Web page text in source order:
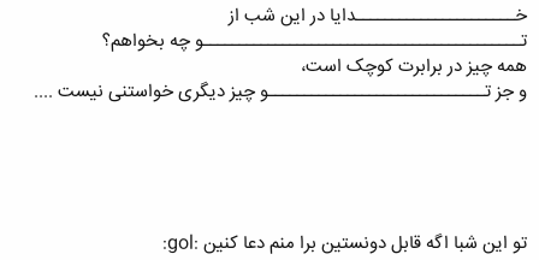
خــــــــــــــــــــــدایا در این شب از
تــــــــــــــــــــــــــــــــــــــــــــو چه بخواهم؟
همه چیز در برابرت کوچک است،
و جز تــــــــــــــــــــــــــــــو چیز دیگری خواستنی نیست ....
تو این شبا اگه قابل دونستین برا منم دعا کنین :gol: